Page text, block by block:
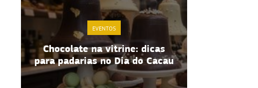
EVENTOS
Chocolate na vitrine: dicas
para padarias no Dia do Cacau